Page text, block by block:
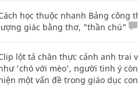
học thuộc nhanh Bảng công
giác bằng thơ, "thần chú"
lột tả chân thực cảnh anh trai
'chó với mèo', người tinh ý
một vấn đề trong giáo dục con